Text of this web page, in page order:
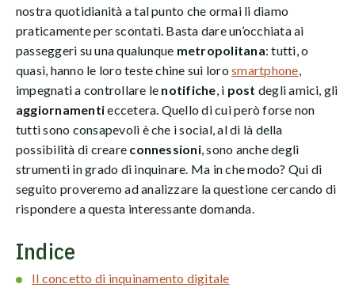
nostra quotidianità a tal punto che ormai li diamo
praticamente per scontati. Basta dare un’occhiata ai
passeggeri su una qualunque metropolitana: tutti, o
quasi, hanno le loro teste chine sui lorosmartphone,
impegnati a controllare le notifiche, i post degli amici, gli
aggiornamentieccetera. Quello di cui però forse non
tutti sono consapevoli è che i social, al di là della
possibilità di creare connessioni, sono anche degli
strumenti in grado di inquinare. Ma in che modo? Qui di
seguito proveremo ad analizzare la questione cercando di
rispondere a questa interessante domanda.
Indice
Il concetto di inquinamento digitale